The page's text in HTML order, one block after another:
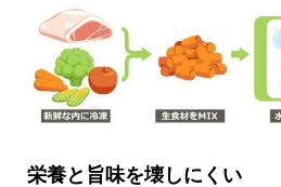
栄養と旨味を壊しにくい